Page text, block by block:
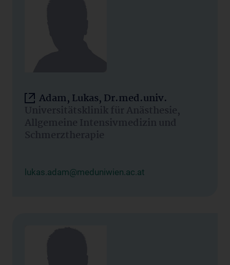
Adam, Lukas, Dr.med.univ.
Universitätsklinik für Anästhesie,
Allgemeine Intensivmedizin und
Schmerztherapie
lukas.adam@meduniwien.ac.at